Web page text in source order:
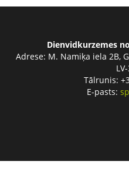
Dienvidkurzemes
Adrese: M. Namiķa iela 2B,
Tālrunis:
E-pasts: